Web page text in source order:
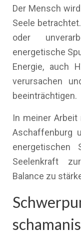
Der Mensch
Seele
oder
energetische
Energie, auch
verursachen
beeinträchtigen.
In meiner
Aschaffenburg
energetischen
Seelenkraft
Balance zu